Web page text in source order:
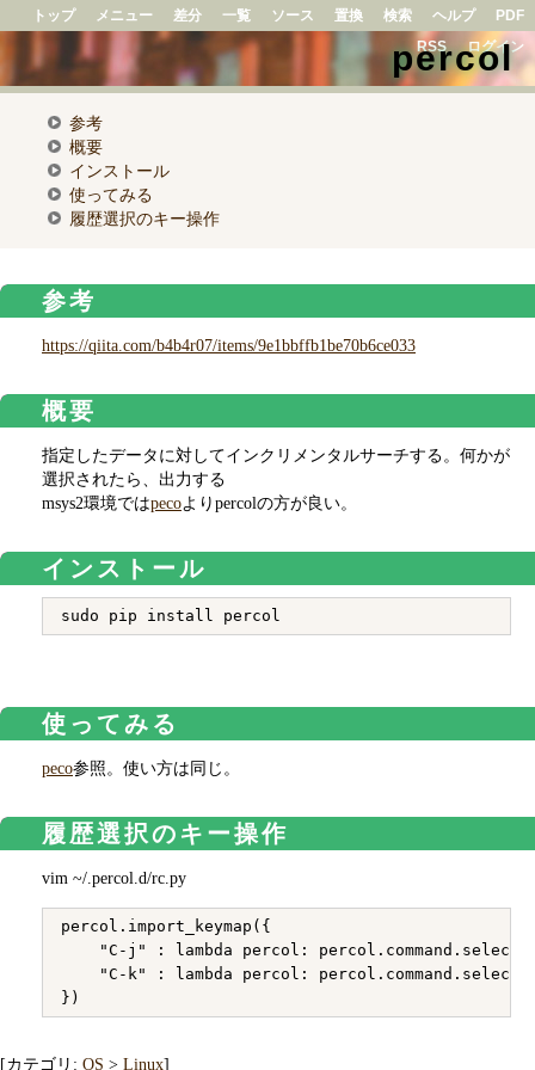
トップ メニュー 差分 一覧 ソース 置換 検索 ヘルプ
PDF
RSS
ログイン
percol
参考
概要
インストール
使ってみる
履歴選択のキー操作
参考
https://qiita.com/b4b4r07/items/9e1bbffb1be70b6ce033
概要
指定したデータに対してインクリメンタルサーチする。何かが
選択されたら、出力する
msys2環境ではpecoよりpercolの方が良い。
インストール
使ってみる
peco参照。使い方は同じ。
履歴選択のキー操作
vim ~/.percol.d/rc.py
percol.import_keymap({
"C-j" : lambda percol:
"C-k" : lambda percol:
[カテゴリ: OS > Linux]